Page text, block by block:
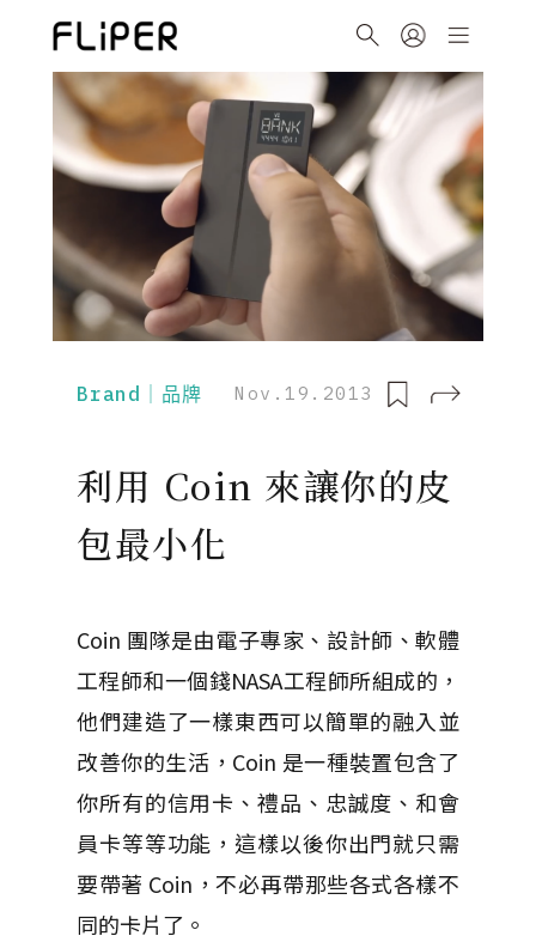
Brand｜品牌 Nov.19.2013
利用 Coin 來讓你的皮
包最小化
Coin 團隊是由電子專家、設計師、軟體
工程師和一個錢NASA工程師所組成的，
他們建造了一樣東西可以簡單的融入並
改善你的生活，Coin 是一種裝置包含了
你所有的信用卡、禮品、忠誠度、和會
員卡等等功能，這樣以後你出門就只需
要帶著 Coin，不必再帶那些各式各樣不
同的卡片了。